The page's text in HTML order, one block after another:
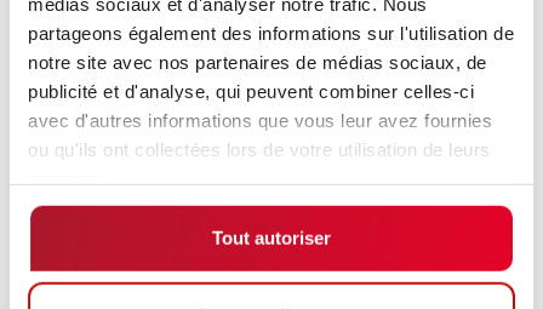
partageons également des informations sur l'utilisation de
notre site avec nos partenaires de médias sociaux, de
publicité et d'analyse, qui peuvent combiner celles-ci
avec d'autres informations que vous leur avez fournies
ou qu'ils ont collectées lors de votre utilisation de leurs
Tout autoriser
commande des ascenseurs et des portes automatiques
est également intégrée au gestionnaire de flotte et de
flux de matériel, assurant ainsi un flux de circulation
fluide dans tout le bâtiment. De plus, NAVIOS offre une
traçabilité complète et une surveillance en temps réel
précieux dans le secteur hospitalier.